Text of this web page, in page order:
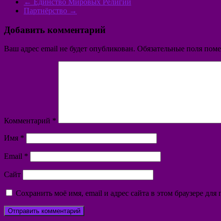
Партнёрство →
Добавить комментарий
Ваш адрес email не будет опубликован. Обязательные поля
Комментарий *
Имя *
Email *
Сайт
Сохранить моё имя, email и адрес сайта в этом браузере